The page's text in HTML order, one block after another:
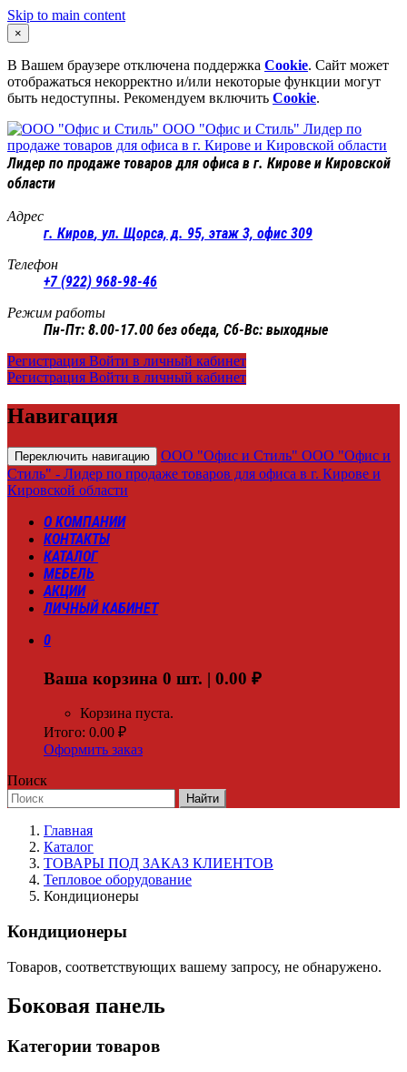
Skip to main content
×
В Вашем браузере отключена поддержка Cookie. Сайт может
отображаться некорректно и/или некоторые функции могут
быть недоступны. Рекомендуем включить Cookie.
ООО "Офис и Стиль" Лидер по
продаже товаров для офиса в г. Кирове и Кировской области
Лидер по продаже товаров для офиса в г. Кирове и Кировской
области
Адрес
г. Киров, ул. Щорса, д. 95, этаж 3, офис 309
Телефон
+7 (922) 968-98-46
Режим работы
Пн-Пт: 8.00-17.00 без обеда, Сб-Вс: выходные
Регистрация Войти в личный кабинет
Регистрация Войти в личный кабинет
Навигация
Переключить навигацию ООО "Офис и Стиль" ООО "Офис и
Стиль" - Лидер по продаже товаров для офиса в г. Кирове и
Кировской области
О КОМПАНИИ
КОНТАКТЫ
КАТАЛОГ
МЕБЕЛЬ
АКЦИИ
ЛИЧНЫЙ КАБИНЕТ
0
Ваша корзина 0 шт. | 0.00 ₽
Корзина пуста.
Итого: 0.00 ₽
Оформить заказ
Поиск
Найти
Главная
Каталог
ТОВАРЫ ПОД ЗАКАЗ КЛИЕНТОВ
Тепловое оборудование
Кондиционеры
Кондиционеры
Товаров, соответствующих вашему запросу, не обнаружено.
Боковая панель
Категории товаров